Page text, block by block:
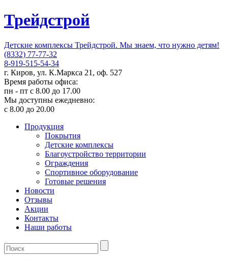
Трейдстрой
Детские комплексы Трейдстрой. Мы знаем, что нужно детям!
(8332) 77-77-32
8-919-515-54-34
г. Киров, ул. К.Маркса 21, оф. 527
Время работы офиса:
пн - пт с 8.00 до 17.00
Мы доступны ежедневно:
с 8.00 до 20.00
Продукция
Покрытия
Детские комплексы
Благоустройство территории
Ограждения
Спортивное оборудование
Готовые решения
Новости
Отзывы
Акции
Контакты
Наши работы